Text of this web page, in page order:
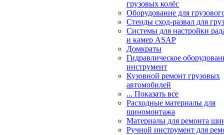
грузовых колёс
Оборудование для
Стенды сход-развал для
Системы для настройки
и камер ASAP
Домкраты
Гидравлическое
инструмент
Кузовной ремонт грузовых
автомобилей
... Показать все
Расходные материалы для
шиномонтажа
Материалы для ремонта
Ручной инструмент для